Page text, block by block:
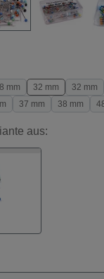
mm 32 mm 32 mm
37 mm 38 mm
aus: